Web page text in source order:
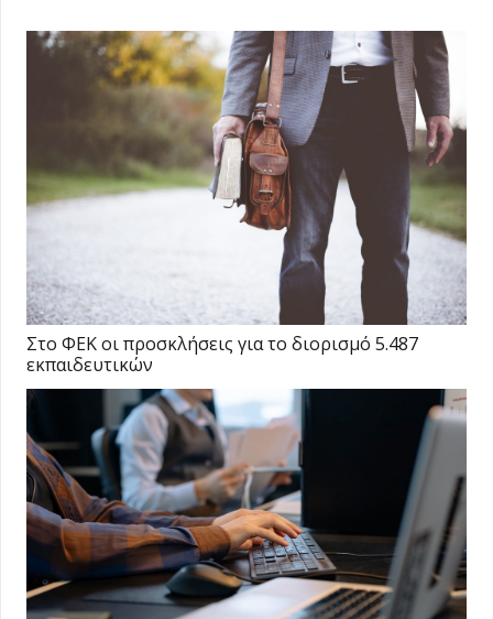
Στο ΦΕΚ οι προσκλήσεις για το διορισμό 5.487
εκπαιδευτικών